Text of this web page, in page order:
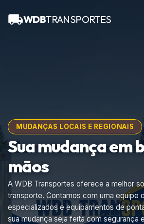
WDBTRANSPORTES
MUDANÇAS LOCAIS E REGIONAIS
Sua mudança em
mãos
A WDB Transportes oferece a melhor
transporte. Contamos com uma equipe
especializados e equipamentos de
sua mudança seja feita com segurança